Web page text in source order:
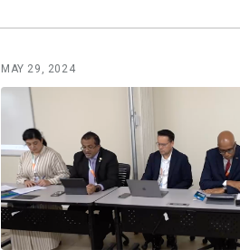
MAY 29, 2024